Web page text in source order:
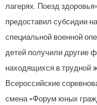
лагерях. Поезд
предоставил субсидии
специальной военной
детей получили другие
находящихся в трудной
Всероссийские
смена «Форум юных